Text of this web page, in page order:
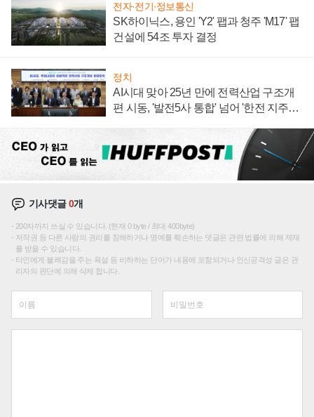
전자·전기·정보통신
SK하이닉스, 용인 'Y2' 팹과 청주 'M17' 팹
건설에 54조 투자 결정
정치
AI시대 맞아 25년 만에 전력산업 구조개
편 시동, '발전5사 통합' 넘어 '한전 지주사'
기사댓글0개
200자까지 쓰실 수 있습니다. (현재 0 byte / 최대 400byte)
저작권 등 다른 사람의 권리를 침해하거나 명예를 훼손하는 댓글은 관련 법률에 의해 제재
를 받을 수 있습니다.
타인에게 불쾌감을 주는 욕설 등 비하하는 단어가 내용에 포함되거나 인신공격성 글은 관
리자의 판단에 의해 삭제 합니다.